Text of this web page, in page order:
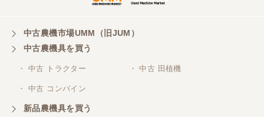
中古農機市場UMM（旧JUM）
中古農機具を買う
・ 中古 トラクター ・ 中古 田植機
・ 中古 コンバイン
新品農機具を買う